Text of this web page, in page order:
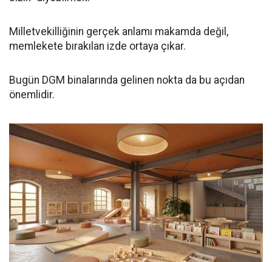
Milletvekilliğinin gerçek anlamı makamda değil,
memlekete bırakılan izde ortaya çıkar.
Bugün DGM binalarında gelinen nokta da bu açıdan
önemlidir.